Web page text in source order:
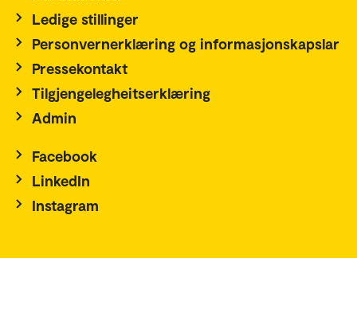
Ledige stillinger
Personvernerklæring og informasjonskapslar
Pressekontakt
Tilgjengelegheitserklæring
Admin
Facebook
LinkedIn
Instagram